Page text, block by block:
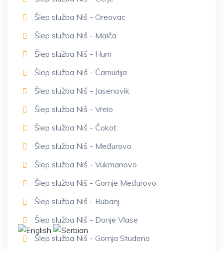
Šlep služba Niš - Oreovac
Šlep služba Niš - Malča
Šlep služba Niš - Hum
Šlep služba Niš - Čamurlija
Šlep služba Niš - Jasenovik
Šlep služba Niš - Vrelo
Šlep služba Niš - Čokot
Šlep služba Niš - Međurovo
Šlep služba Niš - Vukmanovo
Šlep služba Niš - Gornje Međurovo
Šlep služba Niš - Bubanj
Šlep služba Niš - Donje Vlase
Šlep služba Niš - Gornja Studena